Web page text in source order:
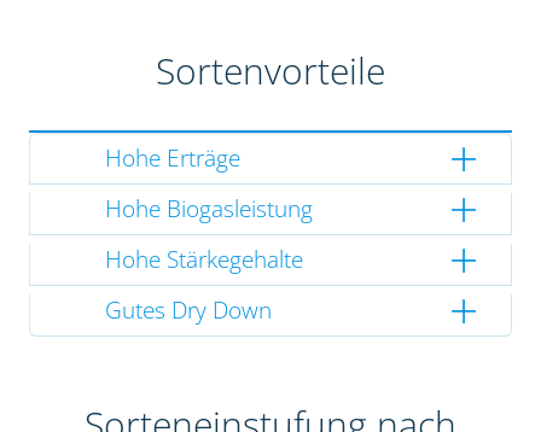
Sortenvorteile
Hohe Erträge
Hohe Biogasleistung
Hohe Stärkegehalte
Gutes Dry Down